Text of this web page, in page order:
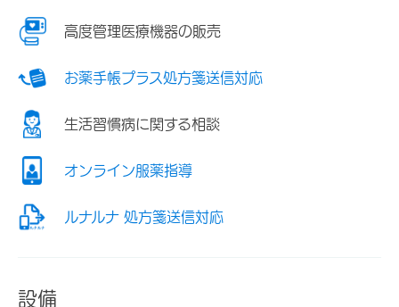
高度管理医療機器の販売
お薬手帳プラス処方箋送信対応
生活習慣病に関する相談
オンライン服薬指導
ルナルナ 処方箋送信対応
設備